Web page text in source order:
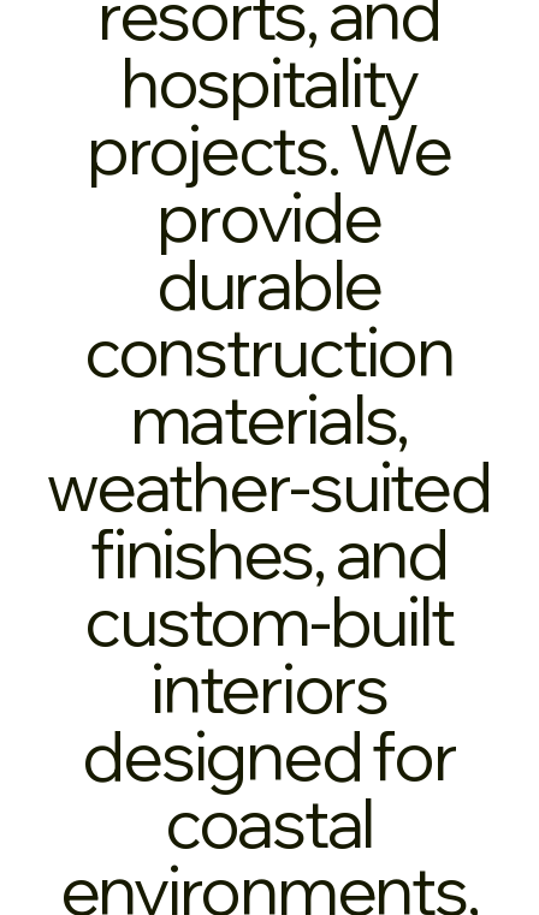
hospitality
projects. We
provide
durable
construction
materials,
weather-suited
finishes, and
custom-built
interiors
designed for
coastal
environments,